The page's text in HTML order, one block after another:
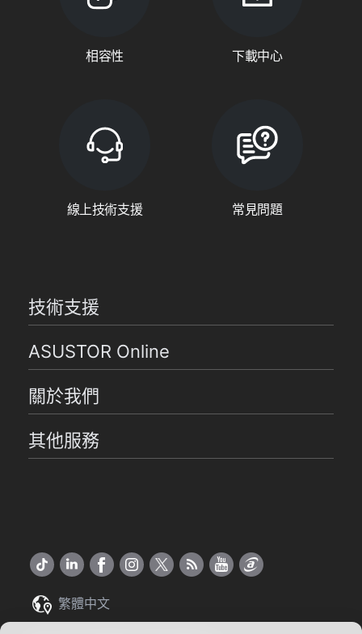
相容性 下載中心
線上技術支援 常見問題
技術支援
ASUSTOR Online
關於我們
其他服務
繁體中文